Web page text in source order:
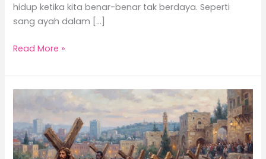
hidup ketika kita benar-benar tak berdaya. Seperti
sang ayah dalam […]
Read More »
Menyangkal
Diri,
Memikul
Salib
dan